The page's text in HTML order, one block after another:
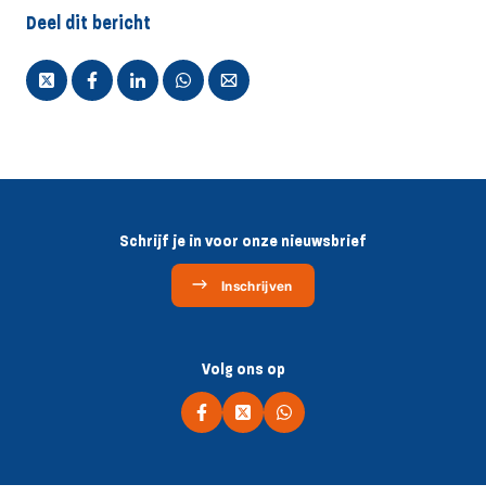
Deel dit bericht
Schrijf je in voor onze nieuwsbrief
Inschrijven
Volg ons op